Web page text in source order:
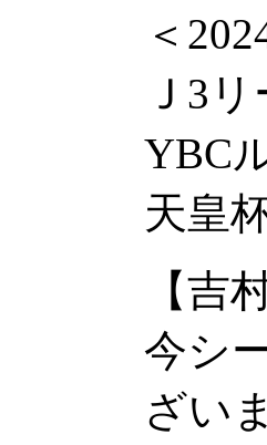
＜
Ｊ3
YBC
天皇
【吉
今シ
ざい